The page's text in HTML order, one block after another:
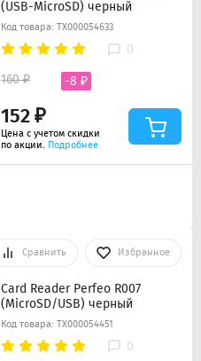
(USB-MicroSD) черный
Код товара: ТХ000054633
0
152 ₽
160 ₽ -8 ₽
Цена с учетом скидки
по акции. Подробнее
Сравнить Избранное
Card Reader Perfeo R007
(MicroSD/USB) черный
Код товара: ТХ000054451
0